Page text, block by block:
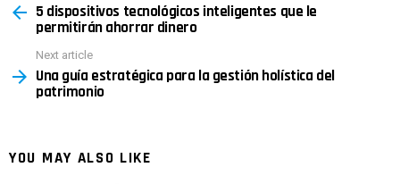
more 5 dispositivos tecnológicos inteligentes que le
permitirán ahorrar dinero
Next article
Una guía estratégica para la gestión holística del
patrimonio
YOU MAY ALSO LIKE